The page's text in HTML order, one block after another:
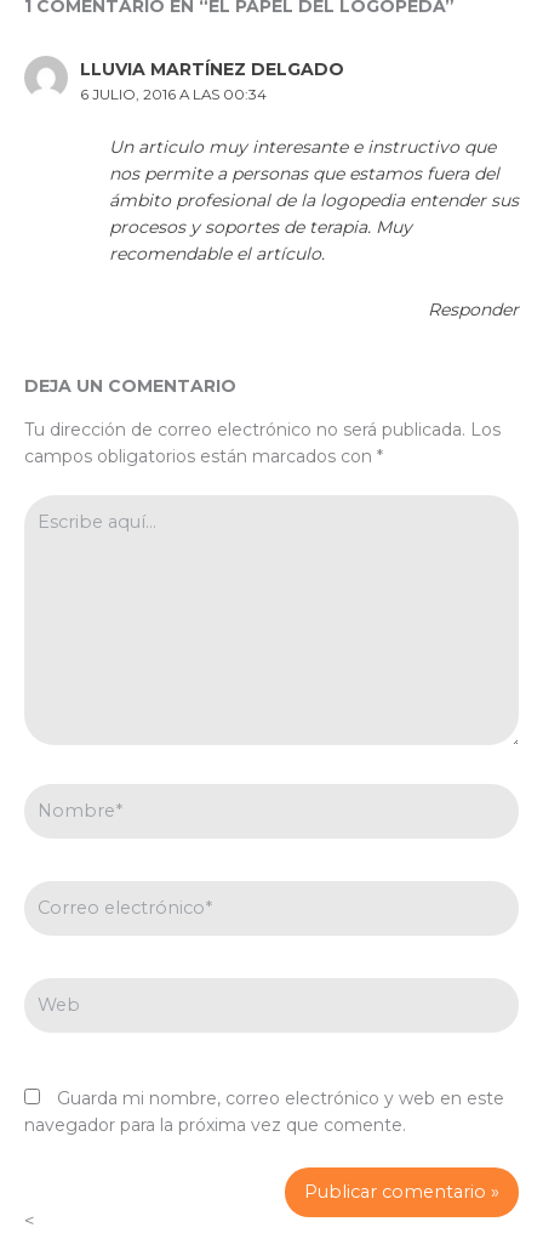
1 COMENTARIO EN “EL PAPEL DEL LOGOPEDA”
LLUVIA MARTÍNEZ DELGADO
6 JULIO, 2016 A LAS 00:34
Un articulo muy interesante e instructivo que
nos permite a personas que estamos fuera del
ámbito profesional de la logopedia entender sus
procesos y soportes de terapia. Muy
recomendable el artículo.
Responder
DEJA UN COMENTARIO
Tu dirección de correo electrónico no será publicada. Los
campos obligatorios están marcados con *
aquí...
electrónico*
Guarda mi nombre, correo electrónico y web en este
navegador para la próxima vez que comente.
<